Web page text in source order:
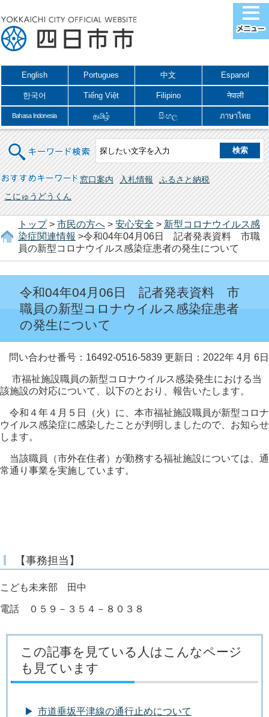
English Portugues 中文 Espanol
한국어 Tiếng Việt Filipino नेपाली
Bahasa Indonesia தமிழ் සිංහල ภาษาไทย
キーワード検索
おすすめキーワード 窓口案内 入札情報
ふるさと納税
こにゅうどうくん
トップ> 市民の方へ > 安心安全 > 新型コロナウイルス感
染症関連情報 >令和04年04月06日 記者発表資料 市職
員の新型コロナウイルス感染症患者の発生について
令和04年04月06日 記者発表資料 市
職員の新型コロナウイルス感染症患者
の発生について
問い合わせ番号：16492-0516-5839 更新日：2022年 4月 6日
市福祉施設職員の新型コロナウイルス感染発生における当
該施設の対応について、以下のとおり、報告いたします。
令和４年４月５日（火）に、本市福祉施設職員が新型コロナ
ウイルス感染症に感染したことが判明しましたので、お知らせ
します。
当該職員（市外在住者）が勤務する福祉施設については、通
常通り事業を実施しています。
【事務担当】
こども未来部 田中
電話 ０５９－３５４－８０３８
この記事を見ている人はこんなページ
も見ています
市道垂坂平津線の通行止めについて